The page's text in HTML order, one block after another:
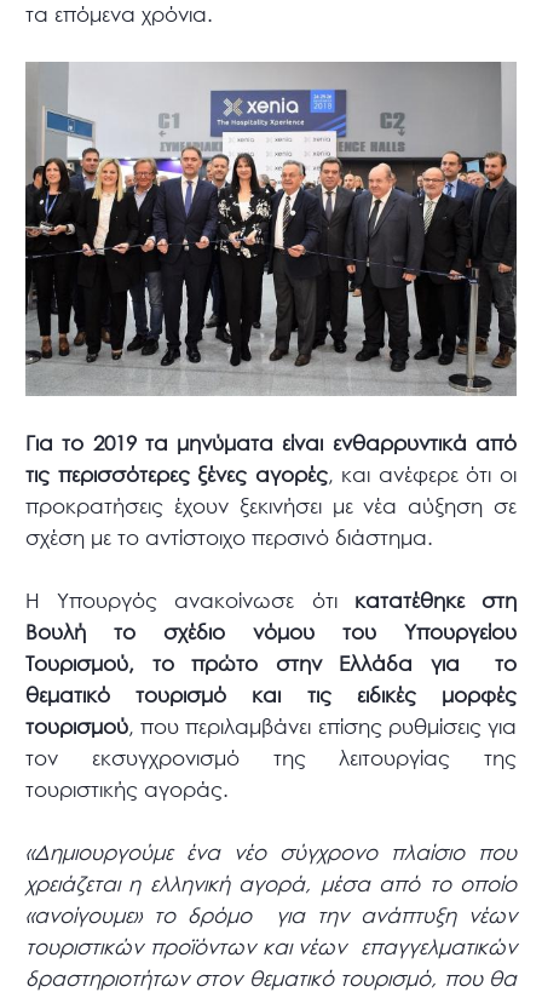
τα επόμενα χρόνια.
Για το 2019 τα μηνύματα είναι ενθαρρυντικά από
τις περισσότερες ξένες αγορές, και ανέφερε ότι οι
προκρατήσεις έχουν ξεκινήσει με νέα αύξηση σε
σχέση με το αντίστοιχο περσινό διάστημα.
Η Υπουργός ανακοίνωσε ότι κατατέθηκε στη
Βουλή το σχέδιο νόμου του Υπουργείου
Τουρισμού, το πρώτο στην Ελλάδα για το
θεματικό τουρισμό και τις ειδικές μορφές
τουρισμού, που περιλαμβάνει επίσης ρυθμίσεις για
τον εκσυγχρονισμό της λειτουργίας της
τουριστικής αγοράς.
«Δημιουργούμε ένα νέο σύγχρονο πλαίσιο που
χρειάζεται η ελληνική αγορά, μέσα από το οποίο
«ανοίγουμε» το δρόμο για την ανάπτυξη νέων
τουριστικών προϊόντων και νέων επαγγελματικών
δραστηριοτήτων στον θεματικό τουρισμό, που θα